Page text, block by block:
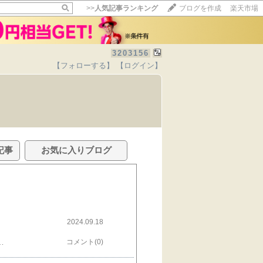
>>人気記事ランキング ブログを作成 楽天市場
3203156
【フォローする】 【ログイン】
事 お気に入りブログ
2024.09.18
コメント(0)